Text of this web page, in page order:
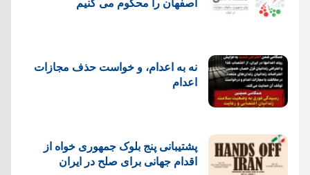
نه به اعدام، و خواست حذف مجازات
اعدام
پشتيبانی پنج بلوک جمهوری خواه از
اقدام جهانی برای صلح در ایران